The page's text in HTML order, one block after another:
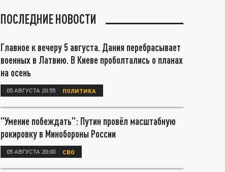
ПОСЛЕДНИЕ НОВОСТИ
Главное к вечеру 5 августа. Дания перебрасывает
военных в Латвию. В Киеве проболтались о планах
на осень
05 АВГУСТА 20:55 ПОЛИТИКА
"Умение побеждать": Путин провёл масштабную
рокировку в Минобороны России
05 АВГУСТА 20:00 СВО